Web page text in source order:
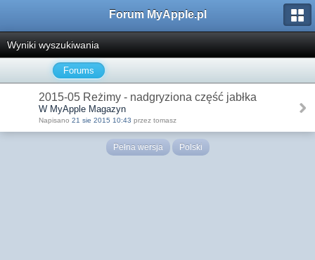
Forum MyApple.pl
Wyniki wyszukiwania
Forums
2015-05 Reżimy - nadgryziona część jabłka
W MyApple Magazyn
Napisano 21 sie 2015 10:43 przez tomasz
Pełna wersja Polski